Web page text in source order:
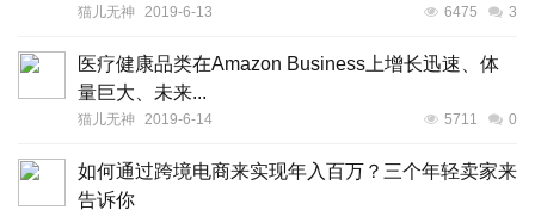
猫儿无神 2019-6-13 6475 3
医疗健康品类在Amazon Business上增长迅速、体
量巨大、未来...
猫儿无神 2019-6-14 5711 0
如何通过跨境电商来实现年入百万？三个年轻卖家来
告诉你